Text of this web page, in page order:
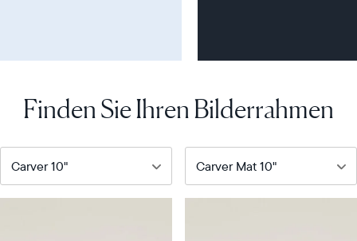
Finden Sie Ihren Bilderrahmen